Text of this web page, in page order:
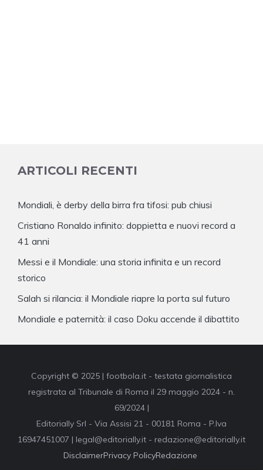
ARTICOLI RECENTI
Mondiali, è derby della birra fra tifosi: pub chiusi
Cristiano Ronaldo infinito: doppietta e nuovi record a
41 anni
Messi e il Mondiale: una storia infinita e un record
storico
Salah si rilancia: il Mondiale riapre la porta sul futuro
Mondiale e paternità: il caso Doku accende il dibattito
Copyright © 2025 | footbola.it - testata giornalistica
registrata al Tribunale di Roma il 29 maggio 2024 - n.
69/2024 |
Editorially Srl - Via Assisi 21 - 00181 Roma - P.Iva
16947451007 | legal@editorially.it - redazione@editorially.it
DisclaimerPrivacy PolicyRedazione